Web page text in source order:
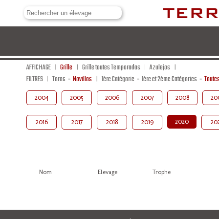
AFFICHAGE Grille Grille toutes Temporadas
Azulejos
FILTRES
Toros - Novillos 1ère Catégorie - 1ère et 2ème Catégories -
2004 2005 2006 2007 2008
2016 2017 2018 2019 2020
Nom Elevage Trophe